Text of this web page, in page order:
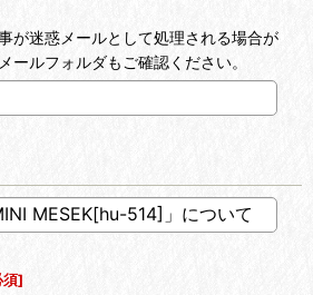
が迷惑メールとして処理される場合が
ールフォルダもご確認ください。
須]